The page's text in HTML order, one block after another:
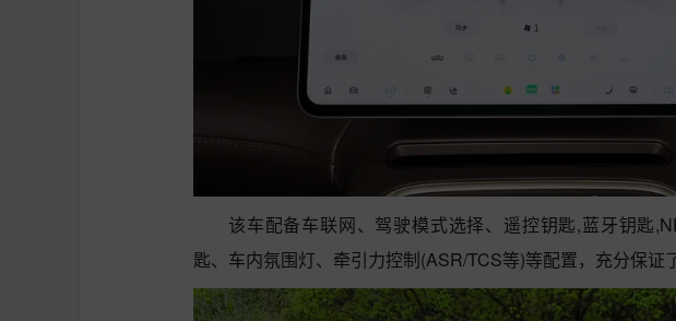
该车配备车联网、驾驶模式选择、遥控钥匙,蓝牙钥匙
匙、车内氛围灯、牵引力控制(ASR/TCS等)等配置，充分保证